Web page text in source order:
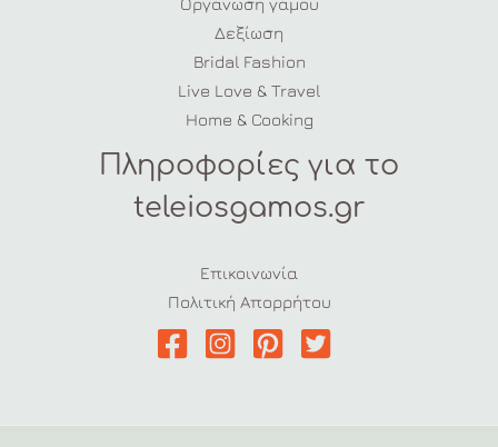
Δεξίωση
Bridal Fashion
Live Love & Travel
Home & Cooking
Πληροφορίες για το
teleiosgamos.gr
Επικοινωνία
Πολιτική Απορρήτου